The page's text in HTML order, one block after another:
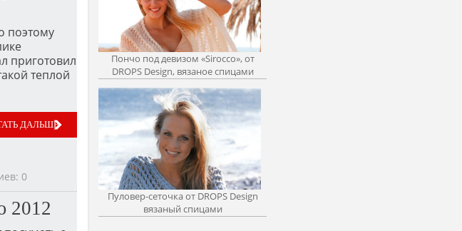
поэтому
приготовил
теплой
ДАЛЬШЕ
0
2012
Пончо под девизом «Sirocco», от
DROPS Design, вязаное спицами
Пуловер-сеточка от DROPS Design
вязаный спицами